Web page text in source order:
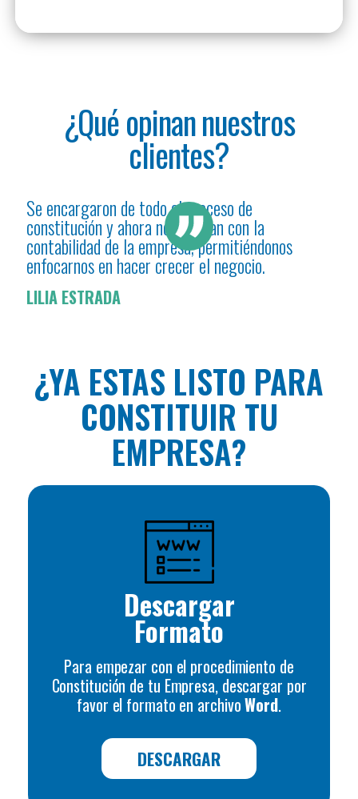
¿Qué opinan nuestros
clientes?
Se encargaron de todo el proceso de
constitución y ahora nos ayudan con la
contabilidad de la empresa, permitiéndonos
enfocarnos en hacer crecer el negocio.
LILIA ESTRADA
¿YA ESTAS LISTO PARA
CONSTITUIR TU
EMPRESA?
Descargar
Formato
Para empezar con el procedimiento de
Constitución de tu Empresa, descargar por
favor el formato en archivoWord.
DESCARGAR